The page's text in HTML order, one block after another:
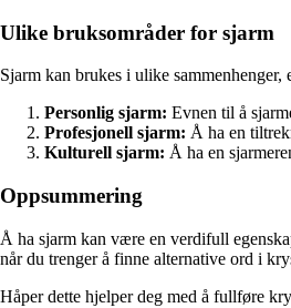
Ulike bruksområder for sjarm
Sjarm kan brukes i ulike
Personlig sjarm: Evnen til å
Profesjonell sjarm: Å ha en
Kulturell sjarm: Å ha en
Oppsummering
Å ha sjarm kan være en verdifull
når du trenger å finne alternative ord i
Håper dette hjelper deg med å fullføre